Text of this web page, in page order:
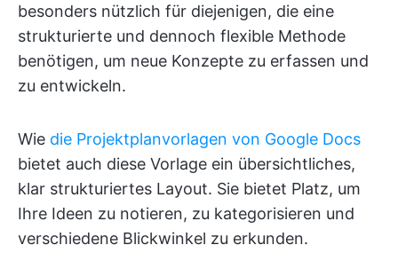
besonders nützlich für diejenigen, die eine
strukturierte und dennoch flexible Methode
benötigen, um neue Konzepte zu erfassen und
zu entwickeln.
Wie die Projektplanvorlagen von Google Docs
bietet auch diese Vorlage ein übersichtliches,
klar strukturiertes Layout. Sie bietet Platz, um
Ihre Ideen zu notieren, zu kategorisieren und
verschiedene Blickwinkel zu erkunden.